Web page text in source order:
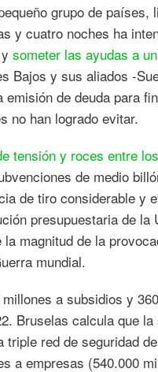
grupo de países,
y cuatro noches ha
someter las ayudas a
Bajos y sus aliados -
de deuda para
no han logrado evitar.
tensión y roces entre
de medio
de tiro considerable y
presupuestaria de
magnitud de la
mundial.
a subsidios y
Bruselas calcula que
red de seguridad
a empresas (540.000